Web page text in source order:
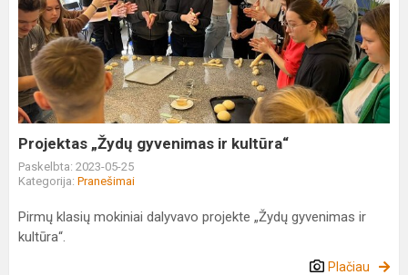
„Žydų
gyvenimas
ir
kultūra“
Projektas „Žydų gyvenimas ir kultūra“
Paskelbta: 2023-05-25
Kategorija: Pranešimai
Pirmų klasių mokiniai dalyvavo projekte „Žydų gyvenimas ir
kultūra“.
Plačiau